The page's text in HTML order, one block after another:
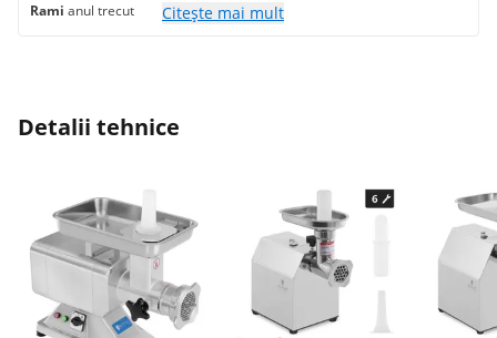
Rami anul trecut
Citește mai mult
Detalii tehnice